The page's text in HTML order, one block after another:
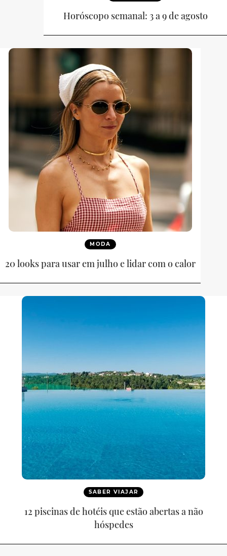
Horóscopo semanal: 3 a 9 de agosto
MODA
20 looks para usar em julho e lidar com o calor
SABER VIAJAR
12 piscinas de hotéis que estão abertas a não
hóspedes